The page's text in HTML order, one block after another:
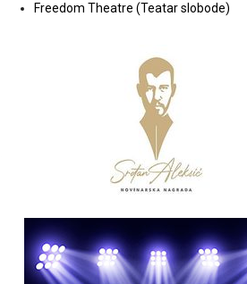
Freedom Theatre (Teatar slobode)